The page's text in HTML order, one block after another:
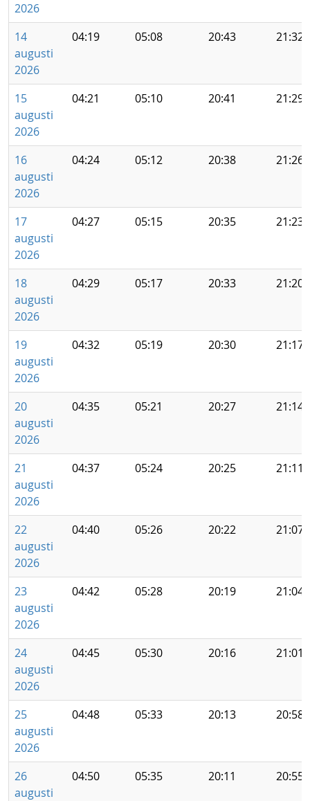
2026
14
augusti
2026
04:19 05:08 20:43 21:32
15
augusti
2026
04:21 05:10 20:41 21:29
16
augusti
2026
04:24 05:12 20:38 21:26
17
augusti
2026
04:27 05:15 20:35 21:23
18
augusti
2026
04:29 05:17 20:33 21:20
19
augusti
2026
04:32 05:19 20:30 21:17
20
augusti
2026
04:35 05:21 20:27 21:14
21
augusti
2026
04:37 05:24 20:25 21:11
22
augusti
2026
04:40 05:26 20:22 21:07
23
augusti
2026
04:42 05:28 20:19 21:04
24
augusti
2026
04:45 05:30 20:16 21:01
25
augusti
2026
04:48 05:33 20:13 20:58
26
augusti
04:50 05:35 20:11 20:55